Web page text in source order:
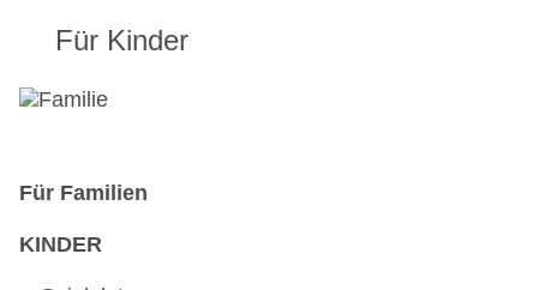
Für Kinder
Für Familien
KINDER